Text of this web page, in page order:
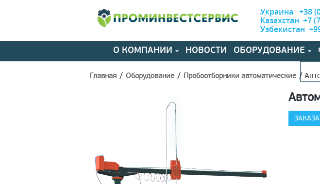
Украина +38
Казахстан +7
Узбекистан
О КОМПАНИИ НОВОСТИ ОБОРУДОВАНИЕ
Главная / Оборудование / Пробоотборники автоматические /